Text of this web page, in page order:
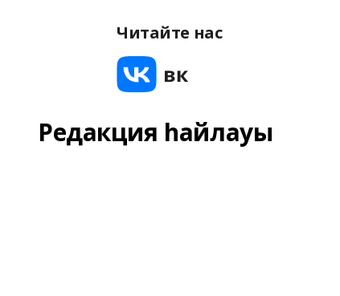
Читайте нас
Редакция һайлауы